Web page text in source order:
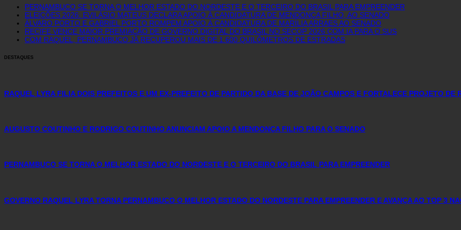
PERNAMBUCO SE TORNA O MELHOR ESTADO DO NORDESTE E O TERCEIRO DO BRASIL PARA EMPREENDER
ELEIÇÕES 2026: EVILÁSIO MATEUS DECLARA APOIO À CANDIDATURA DE MENDONÇA FILHO, AO SENADO
ÁLVARO PORTO E GABRIEL PORTO ROMPEM APOIO À CANDIDATURA DE MARÍLIA ARRAES AO SENADO
RECIFE VENCE MAIOR PREMIAÇÃO DE GOVERNO DIGITAL DO BRASIL NO SECOP 2026 COM IA PARA O SUS
COM RAQUEL, PERNAMBUCO JÁ RECUPEROU MAIS DE 1.600 QUILÔMETROS DE ESTRADAS
DESTAQUES
RAQUEL LYRA FILIA DOIS PREFEITOS E UM EX-PREFEITO DE PARTIDO DA BASE DE JOÃO CAMPOS E FORTALECE PROJETO DE
AUGUSTO COUTINHO E RODRIGO COUTINHO ANUNCIAM APOIO A MENDONÇA FILHO PARA O SENADO
PERNAMBUCO SE TORNA O MELHOR ESTADO DO NORDESTE E O TERCEIRO DO BRASIL PARA EMPREENDER
GOVERNO RAQUEL LYRA TORNA PERNAMBUCO O MELHOR ESTADO DO NORDESTE PARA EMPREENDER E AVANÇA AO TOP 3